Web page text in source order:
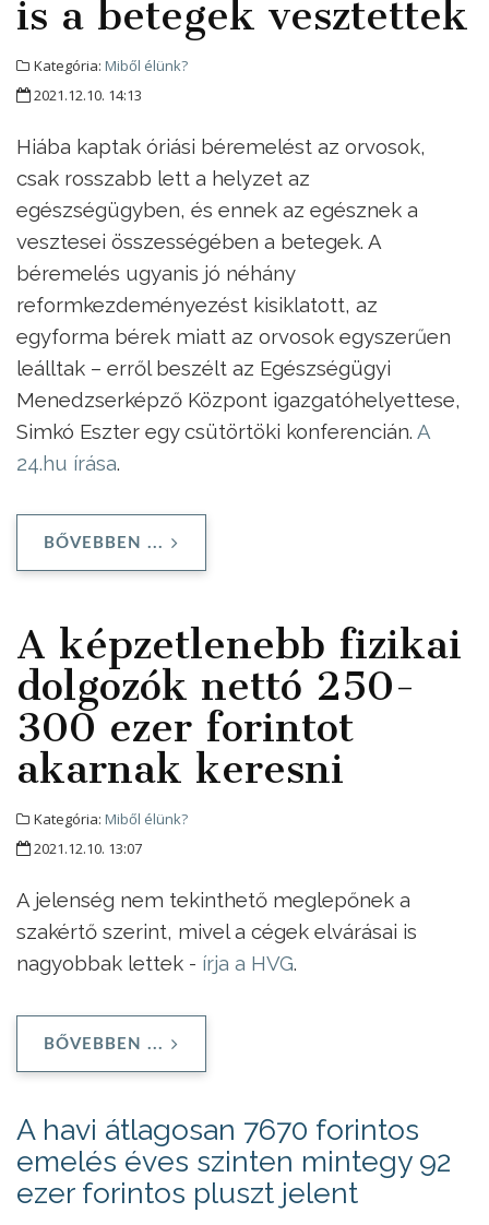
is a betegek vesztettek
Kategória: Miből élünk?
2021.12.10. 14:13
Hiába kaptak óriási béremelést az orvosok,
csak rosszabb lett a helyzet az
egészségügyben, és ennek az egésznek a
vesztesei összességében a betegek. A
béremelés ugyanis jó néhány
reformkezdeményezést kisiklatott, az
egyforma bérek miatt az orvosok egyszerűen
leálltak – erről beszélt az Egészségügyi
Menedzserképző Központ igazgatóhelyettese,
Simkó Eszter egy csütörtöki konferencián. A
24.hu írása.
BŐVEBBEN ...
A képzetlenebb fizikai
dolgozók nettó 250-
300 ezer forintot
akarnak keresni
Kategória: Miből élünk?
2021.12.10. 13:07
A jelenség nem tekinthető meglepőnek a
szakértő szerint, mivel a cégek elvárásai is
nagyobbak lettek - írja a HVG.
BŐVEBBEN ...
A havi átlagosan 7670 forintos
emelés éves szinten mintegy 92
ezer forintos pluszt jelent